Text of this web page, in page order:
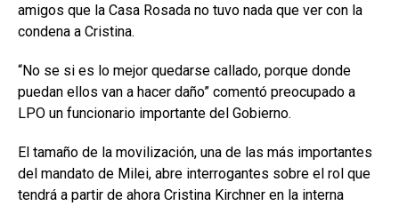
amigos que la Casa Rosada no tuvo nada que ver con la
condena a Cristina.
“No se si es lo mejor quedarse callado, porque donde
puedan ellos van a hacer daño” comentó preocupado a
LPO un funcionario importante del Gobierno.
El tamaño de la movilización, una de las más importantes
del mandato de Milei, abre interrogantes sobre el rol que
tendrá a partir de ahora Cristina Kirchner en la interna